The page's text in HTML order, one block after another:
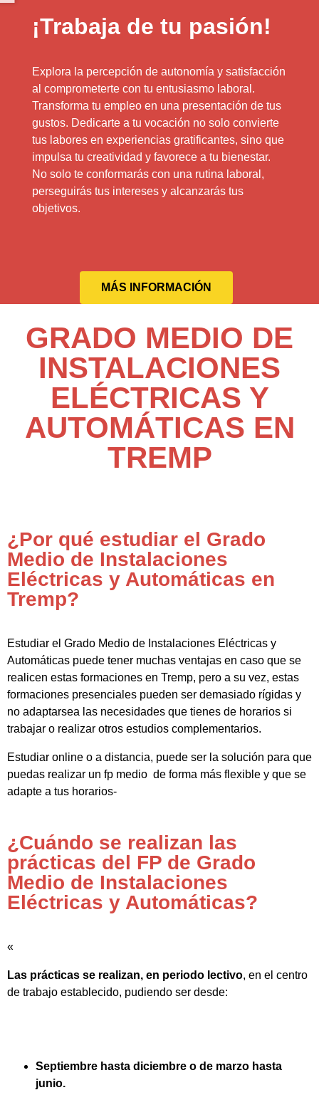
¡Trabaja de tu pasión!
Explora la percepción de autonomía y satisfacción
al comprometerte con tu entusiasmo laboral.
Transforma tu empleo en una presentación de tus
gustos. Dedicarte a tu vocación no solo convierte
tus labores en experiencias gratificantes, sino que
impulsa tu creatividad y favorece a tu bienestar.
No solo te conformarás con una rutina laboral,
perseguirás tus intereses y alcanzarás tus
objetivos.
MÁS INFORMACIÓN
GRADO MEDIO DE
INSTALACIONES
ELÉCTRICAS Y
AUTOMÁTICAS EN
TREMP
¿Por qué estudiar el Grado
Medio de Instalaciones
Eléctricas y Automáticas en
Tremp?
Estudiar el Grado Medio de Instalaciones Eléctricas y
Automáticas puede tener muchas ventajas en caso que se
realicen estas formaciones en Tremp, pero a su vez, estas
formaciones presenciales pueden ser demasiado rígidas y
no adaptarsea las necesidades que tienes de horarios si
trabajar o realizar otros estudios complementarios.
Estudiar online o a distancia, puede ser la solución para que
puedas realizar un fp medio de forma más flexible y que se
adapte a tus horarios-
¿Cuándo se realizan las
prácticas del FP de Grado
Medio de Instalaciones
Eléctricas y Automáticas?
«
Las prácticas se realizan, en periodo lectivo, en el centro
de trabajo establecido, pudiendo ser desde:
Septiembre hasta diciembre o de marzo hasta
junio.